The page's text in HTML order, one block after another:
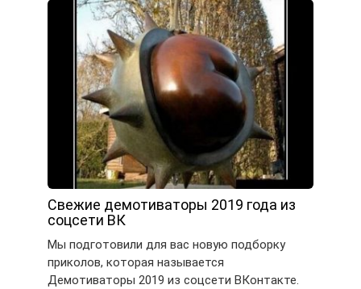
Свежие демотиваторы 2019 года из
соцсети ВК
Мы подготовили для вас новую подборку
приколов, которая называется
Демотиваторы 2019 из соцсети ВКонтакте.